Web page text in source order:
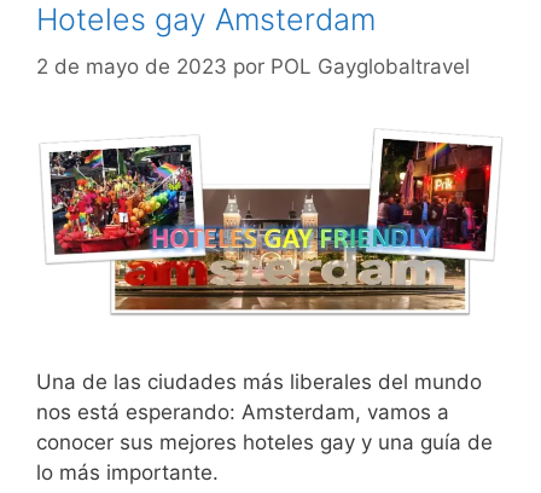
Hoteles gay Amsterdam
2 de mayo de 2023 por POL Gayglobaltravel
Una de las ciudades más liberales del mundo
nos está esperando: Amsterdam, vamos a
conocer sus mejores hoteles gay y una guía de
lo más importante.